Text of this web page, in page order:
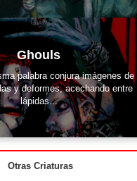
Ghouls
palabra conjura imágenes de
y deformes, acechando entre
lápidas...
Otras Criaturas